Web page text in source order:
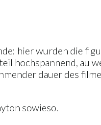
hier wurden die
hochspannend, au
dauer des
sowieso.